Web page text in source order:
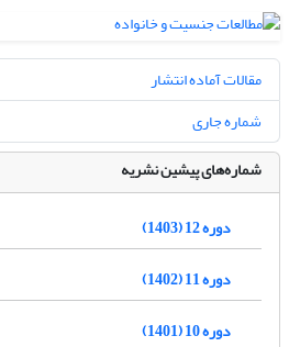
مقالات آماده انتشار
شماره جاری
شماره‌های پیشین نشریه
دوره 12 (1403)
دوره 11 (1402)
دوره 10 (1401)